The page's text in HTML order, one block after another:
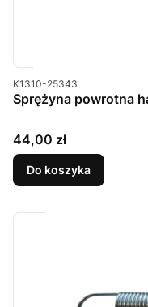
Kod produktu
K1310-25343
Sprężyna powrotna
Cena
44,00 zł
Do koszyka